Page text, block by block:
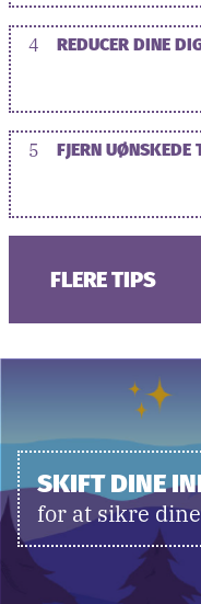
4 REDUCER DINE
5 FJERN UØNSKEDE
FLERE TIPS
SKIFT DINE
for at sikre